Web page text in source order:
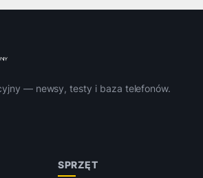
— newsy, testy i baza telefonów.
SPRZĘT